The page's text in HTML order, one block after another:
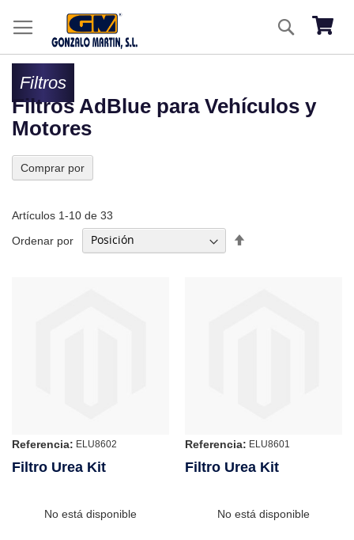
Mi
Buscar
Filtros
Filtros AdBlue para Vehículos y
Motores
Artículos 1-10 de 33
Ordenar por
Referencia: ELU8602
Filtro Urea Kit
No está disponible
Referencia: ELU8601
Filtro Urea Kit
No está disponible
Comprar por